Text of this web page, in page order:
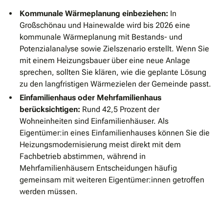
Kommunale Wärmeplanung einbeziehen: In
Großschönau und Hainewalde wird bis 2026 eine
kommunale Wärmeplanung mit Bestands- und
Potenzialanalyse sowie Zielszenario erstellt. Wenn Sie
mit einem Heizungsbauer über eine neue Anlage
sprechen, sollten Sie klären, wie die geplante Lösung
zu den langfristigen Wärmezielen der Gemeinde passt.
Einfamilienhaus oder Mehrfamilienhaus
berücksichtigen: Rund 42,5 Prozent der
Wohneinheiten sind Einfamilienhäuser. Als
Eigentümer:in eines Einfamilienhauses können Sie die
Heizungsmodernisierung meist direkt mit dem
Fachbetrieb abstimmen, während in
Mehrfamilienhäusern Entscheidungen häufig
gemeinsam mit weiteren Eigentümer:innen getroffen
werden müssen.